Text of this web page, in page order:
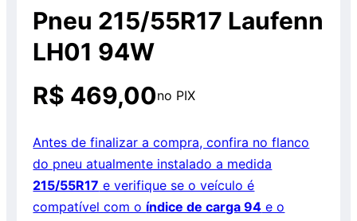
Avaliação
0
de
Pneu 215/55R17 Laufenn
LH01 94W
R$ 469,00no PIX
Antes de finalizar a compra, confira no flanco
do pneu atualmente instalado a medida
215/55R17 e verifique se o veículo é
compatível com o índice de carga 94 e o